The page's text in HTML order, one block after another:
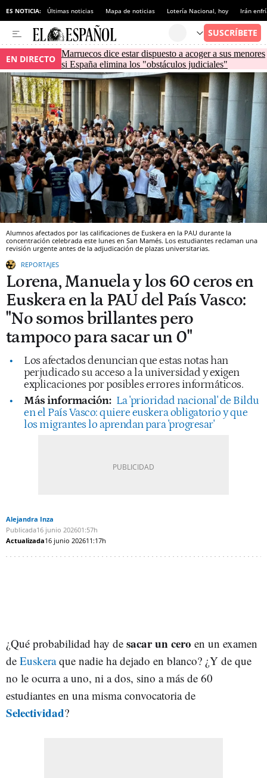
ES NOTICIA: Últimas noticias Mapa de noticias Lotería Nacional, hoy Irán
EN DIRECTO Marruecos dice estar dispuesto a acoger a sus menores
si España elimina los "obstáculos judiciales"
Alumnos afectados por las calificaciones de Euskera en la PAU durante la
concentración celebrada este lunes en San Mamés. Los estudiantes reclaman una
revisión urgente antes de la adjudicación de plazas universitarias.
REPORTAJES
Lorena, Manuela y los 60 ceros en
Euskera en la PAU del País Vasco:
"No somos brillantes pero
tampoco para sacar un 0"
Los afectados denuncian que estas notas han
perjudicado su acceso a la universidad y exigen
explicaciones por posibles errores informáticos.
Más información: La 'prioridad nacional' de Bildu
en el País Vasco: quiere euskera obligatorio y que
los migrantes lo aprendan para 'progresar'
Alejandra Inza
Publicada16 junio 202601:57h
Actualizada16 junio 202611:17h
¿Qué probabilidad hay de sacar un cero en un examen
de Euskeraque nadie ha dejado en blanco? ¿Y de que
no le ocurra a uno, ni a dos, sino a más de 60
estudiantes en una misma convocatoria de
Selectividad?